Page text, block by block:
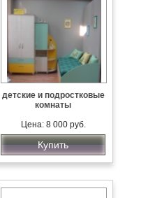
детские и подростковые
комнаты
Цена: 8 000 руб.
Купить